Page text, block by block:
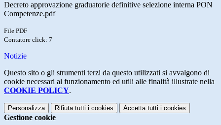
Decreto approvazione graduatorie definitive selezione interna PON
Competenze.pdf
File PDF
Contatore click: 7
Notizie
Questo sito o gli strumenti terzi da questo utilizzati si avvalgono di
cookie necessari al funzionamento ed utili alle finalità illustrate nella
COOKIE POLICY.
Personalizza Rifiuta tutti i cookies Accetta tutti i cookies
Gestione cookie